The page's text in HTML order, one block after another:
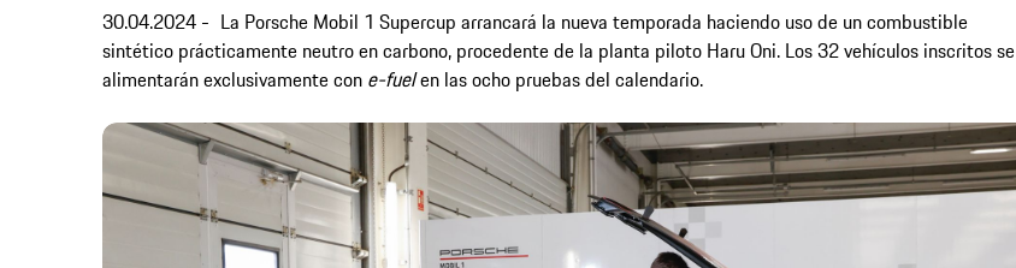
30.04.2024
La Porsche Mobil 1 Supercup arrancará la nueva temporada haciendo uso de un combustible
sintético prácticamente neutro en carbono, procedente de la planta piloto Haru Oni. Los 32 vehículos inscritos se
alimentarán exclusivamente con e-fuelen las ocho pruebas del calendario.